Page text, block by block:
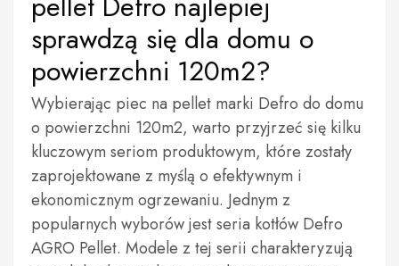
sprawdzą się dla domu o
powierzchni 120m2?
Wybierając piec na pellet marki Defro do domu
o powierzchni 120m2, warto przyjrzeć się kilku
kluczowym seriom produktowym, które zostały
zaprojektowane z myślą o efektywnym i
ekonomicznym ogrzewaniu. Jednym z
popularnych wyborów jest seria kotłów Defro
AGRO Pellet. Modele z tej serii charakteryzują